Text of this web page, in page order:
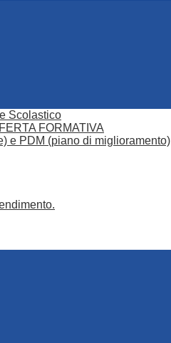
Scolastico
FORMATIVA
e PDM (piano di miglioramento)